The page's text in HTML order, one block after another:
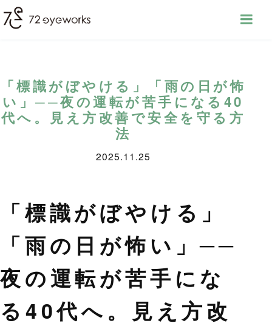
「標識がぼやける」「雨の日が怖
い」──夜の運転が苦手になる40
代へ。見え方改善で安全を守る方
法
2025.11.25
「標識がぼやける」
「雨の日が怖い」──
夜の運転が苦手にな
る40代へ。見え方改